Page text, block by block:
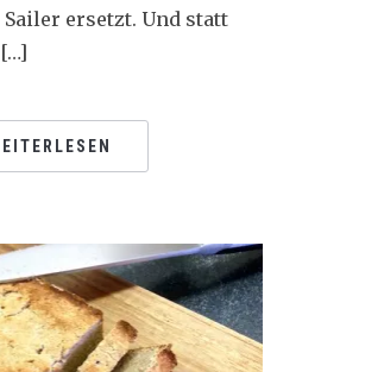
ersetzt. Und statt